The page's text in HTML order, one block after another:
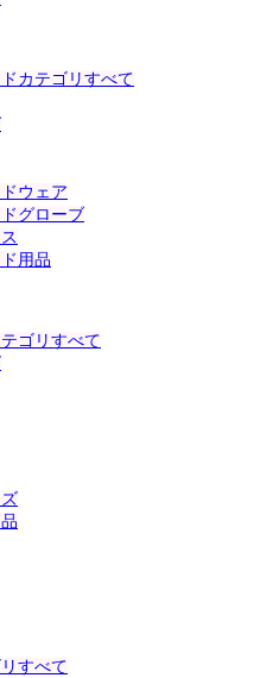
カテゴリすべて
ウェア
グローブ
用品
ゴリすべて
すべて